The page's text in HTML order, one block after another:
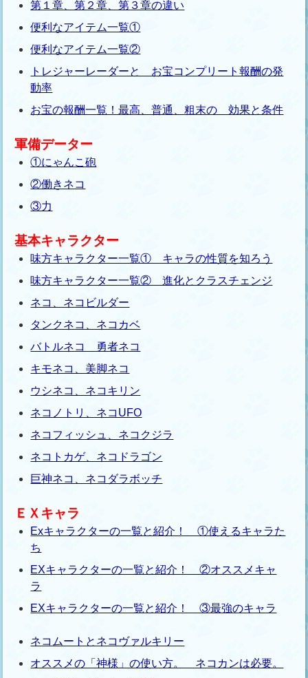
第１章、第２章、第３章の違い
便利なアイテム一覧①
便利なアイテム一覧②
トレジャーレーダーと お宝コンプリート報酬の発
動率
お宝の報酬一覧！最高、普通、粗末の 効果と条件
軍備データー
①にゃんこ砲
②働きネコ
③力
基本キャラクター
味方キャラクター一覧① キャラの性質を知ろう
味方キャラクター一覧② 進化とクラスチェンジ
ネコ、ネコビルダー
タンクネコ、ネコカベ
バトルネコ 勇者ネコ
キモネコ、美脚ネコ
ウシネコ、ネコキリン
ネコノトリ、ネコUFO
ネコフィッシュ、ネコクジラ
ネコトカゲ、ネコドラゴン
巨神ネコ、ネコダラボッチ
ＥＸキャラ
Exキャラクターの一覧と紹介！ ①使えるキャラた
ち
EXキャラクターの一覧と紹介！ ②オススメキャ
ラ
EXキャラクターの一覧と紹介！ ③最強のキャラ
ネコムートとネコヴァルキリー
オススメの「神様」の使い方。 ネコカンは必要。